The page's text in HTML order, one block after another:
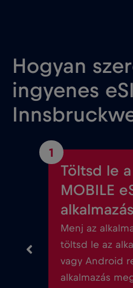
Hogyan
ingyenes
1
Töltsd le a
MOBILE
Menj az
töltsd le az
vagy Android
alkalmazás